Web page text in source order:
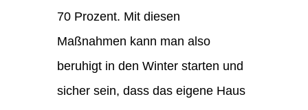
70 Prozent. Mit diesen
Maßnahmen kann man also
beruhigt in den Winter starten und
sicher sein, dass das eigene Haus